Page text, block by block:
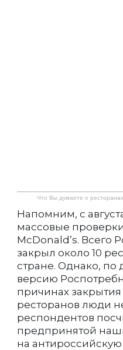
Что Вы думаете о
Напомним, с
массовые
McDonald’s. Всего
закрыл около 10
стране. Однако,
версию
причинах закрытия
ресторанов люди
респондентов
предпринятой
на